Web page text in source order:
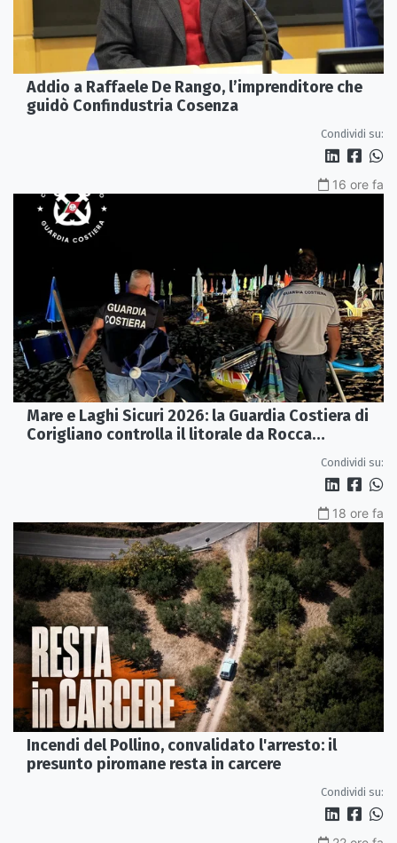
Addio a Raffaele De Rango, l’imprenditore che
guidò Confindustria Cosenza
Condividi su:
16 ore fa
Mare e Laghi Sicuri 2026: la Guardia Costiera di
Corigliano controlla il litorale da Rocca
Condividi su:
18 ore fa
Incendi del Pollino, convalidato l'arresto: il
presunto piromane resta in carcere
Condividi su: